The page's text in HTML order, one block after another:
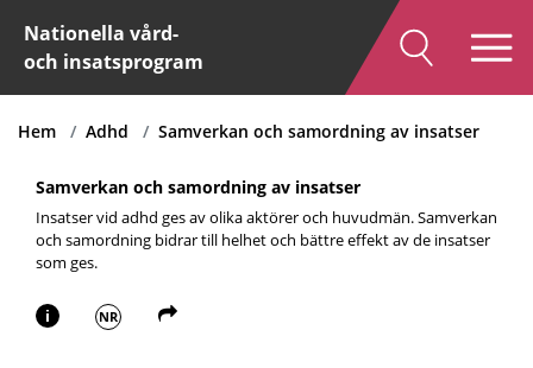
Nationella vård-
och insatsprogram
Hem Adhd Samverkan och samordning av insatser
Samverkan och samordning av insatser
Insatser vid adhd ges av olika aktörer och huvudmän. Samverkan
och samordning bidrar till helhet och bättre effekt av de insatser
som ges.
i NR